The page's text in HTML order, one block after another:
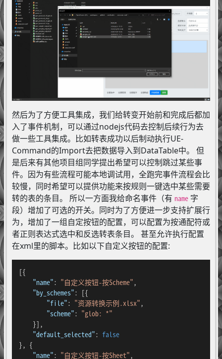
然后为了方便工具集成，我们给转变开始前和完成后都加
入了事件机制，可以通过nodejs代码去控制后续行为去
做一些工具集成。比如转表成功以后制动执行UE-
Command的Import去把数据导入到DataTable中。 但
是后来有其他项目组同学提出希望可以控制跳过某些事
件。因为有些流程可能本地调试用，全跑完事件流程会比
较慢，同时希望可以提供功能来按规则一键选中某些需要
转的表的条目。 所以一方面我给命名事件（有 name字
段）增加了可选的开关。同时为了方便进一步支持扩展行
为，增加了一组自定按钮的配置，可以配置为按通配符或
者正则表达式选中和反选转表条目。 甚至允许执行配置
在xml里的脚本。比如以下自定义按钮的配置:
[{
"name": "自定义按钮-按Scheme",
"by_schemes": [{
"file": "资源转换示例.xlsx",
"scheme": "glob: *"
}] ,
"default_selected": false
}, {
"name": "自定义按钮-按Sheet",